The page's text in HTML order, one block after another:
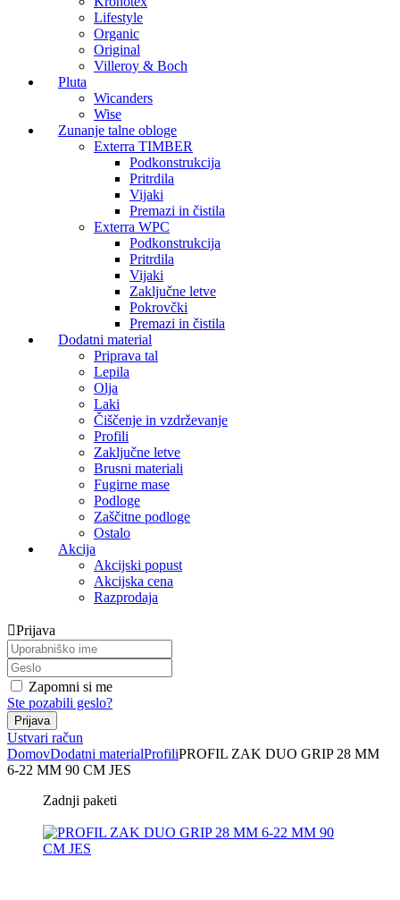
Lifestyle
Organic
Original
Villeroy & Boch
Pluta
Wicanders
Wise
Zunanje talne obloge
Exterra TIMBER
Podkonstrukcija
Pritrdila
Vijaki
Premazi in čistila
Exterra WPC
Podkonstrukcija
Pritrdila
Vijaki
Zaključne letve
Pokrovčki
Premazi in čistila
Dodatni material
Priprava tal
Lepila
Olja
Laki
Čiščenje in vzdrževanje
Profili
Zaključne letve
Brusni materiali
Fugirne mase
Podloge
Zaščitne podloge
Ostalo
Akcija
Akcijski popust
Akcijska cena
Razprodaja
Prijava
Zapomni si me
Ste pozabili geslo?
Ustvari račun
DomovDodatni materialProfiliPROFIL ZAK DUO GRIP 28 MM
6-22 MM 90 CM JES
Zadnji paketi